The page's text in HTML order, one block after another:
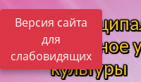
Версия сайта
для
слабовидящихказенное
культуры